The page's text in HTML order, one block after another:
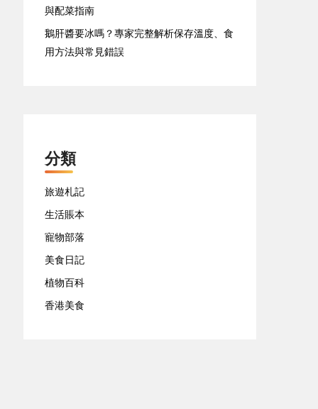
與配菜指南
鵝肝醬要冰嗎？專家完整解析保存溫度、食
用方法與常見錯誤
分類
旅遊札記
生活賬本
寵物部落
美食日記
植物百科
香港美食